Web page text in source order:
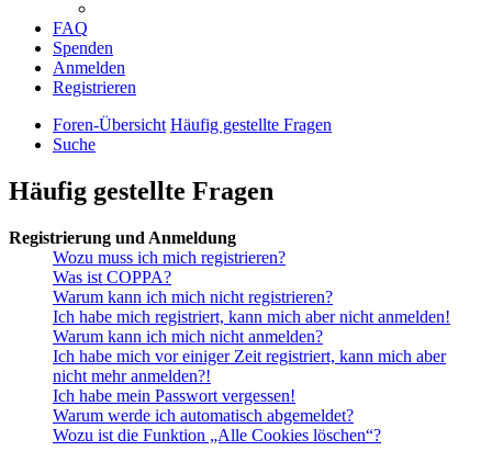
FAQ
Spenden
Anmelden
Registrieren
Foren-Übersicht Häufig gestellte Fragen
Suche
Häufig gestellte Fragen
Registrierung und Anmeldung
Wozu muss ich mich registrieren?
Was ist COPPA?
Warum kann ich mich nicht registrieren?
Ich habe mich registriert, kann mich aber nicht anmelden!
Warum kann ich mich nicht anmelden?
Ich habe mich vor einiger Zeit registriert, kann mich aber
nicht mehr anmelden?!
Ich habe mein Passwort vergessen!
Warum werde ich automatisch abgemeldet?
Wozu ist die Funktion „Alle Cookies löschen“?